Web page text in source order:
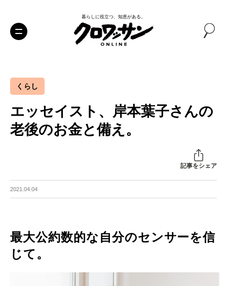
暮らしに役立つ、知恵がある。
くらし
エッセイスト、岸本葉子さんの
老後のお金と備え。
記事をシェア
2021.04.04
最大公約数的な自分のセンサーを信
じて。